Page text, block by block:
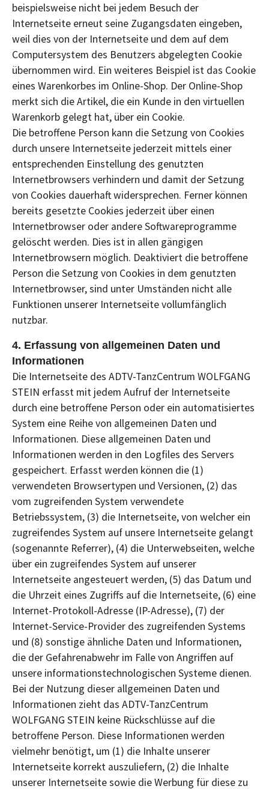
beispielsweise nicht bei jedem Besuch der
Internetseite erneut seine Zugangsdaten eingeben,
weil dies von der Internetseite und dem auf dem
Computersystem des Benutzers abgelegten Cookie
übernommen wird. Ein weiteres Beispiel ist das Cookie
eines Warenkorbes im Online-Shop. Der Online-Shop
merkt sich die Artikel, die ein Kunde in den virtuellen
Warenkorb gelegt hat, über ein Cookie.
Die betroffene Person kann die Setzung von Cookies
durch unsere Internetseite jederzeit mittels einer
entsprechenden Einstellung des genutzten
Internetbrowsers verhindern und damit der Setzung
von Cookies dauerhaft widersprechen. Ferner können
bereits gesetzte Cookies jederzeit über einen
Internetbrowser oder andere Softwareprogramme
gelöscht werden. Dies ist in allen gängigen
Internetbrowsern möglich. Deaktiviert die betroffene
Person die Setzung von Cookies in dem genutzten
Internetbrowser, sind unter Umständen nicht alle
Funktionen unserer Internetseite vollumfänglich
nutzbar.
4. Erfassung von allgemeinen Daten und
Informationen
Die Internetseite des ADTV-TanzCentrum WOLFGANG
STEIN erfasst mit jedem Aufruf der Internetseite
durch eine betroffene Person oder ein automatisiertes
System eine Reihe von allgemeinen Daten und
Informationen. Diese allgemeinen Daten und
Informationen werden in den Logfiles des Servers
gespeichert. Erfasst werden können die (1)
verwendeten Browsertypen und Versionen, (2) das
vom zugreifenden System verwendete
Betriebssystem, (3) die Internetseite, von welcher ein
zugreifendes System auf unsere Internetseite gelangt
(sogenannte Referrer), (4) die Unterwebseiten, welche
über ein zugreifendes System auf unserer
Internetseite angesteuert werden, (5) das Datum und
die Uhrzeit eines Zugriffs auf die Internetseite, (6) eine
Internet-Protokoll-Adresse (IP-Adresse), (7) der
Internet-Service-Provider des zugreifenden Systems
und (8) sonstige ähnliche Daten und Informationen,
die der Gefahrenabwehr im Falle von Angriffen auf
unsere informationstechnologischen Systeme dienen.
Bei der Nutzung dieser allgemeinen Daten und
Informationen zieht das ADTV-TanzCentrum
WOLFGANG STEIN keine Rückschlüsse auf die
betroffene Person. Diese Informationen werden
vielmehr benötigt, um (1) die Inhalte unserer
Internetseite korrekt auszuliefern, (2) die Inhalte
unserer Internetseite sowie die Werbung für diese zu